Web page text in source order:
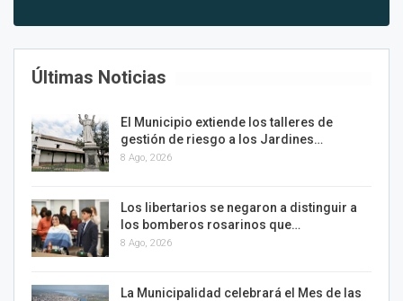
Últimas Noticias
El Municipio extiende los talleres de
gestión de riesgo a los Jardines…
8 Ago, 2026
Los libertarios se negaron a distinguir a
los bomberos rosarinos que…
8 Ago, 2026
La Municipalidad celebrará el Mes de las